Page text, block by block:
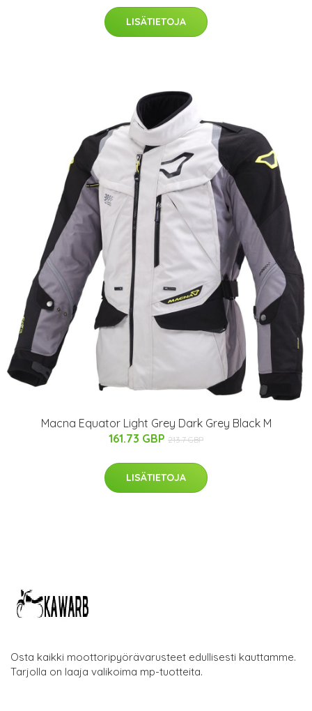
LISÄTIETOJA
Macna Equator Light Grey Dark Grey Black M
161.73 GBP 213.7 GBP
LISÄTIETOJA
Osta kaikki moottoripyörävarusteet edullisesti kauttamme.
Tarjolla on laaja valikoima mp-tuotteita.